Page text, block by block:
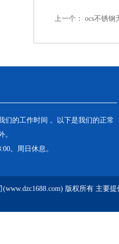
上一个： ocs不锈钢
们的工作时间 。以下是我们的正常
。
。周日休息。
版权所有 主要提